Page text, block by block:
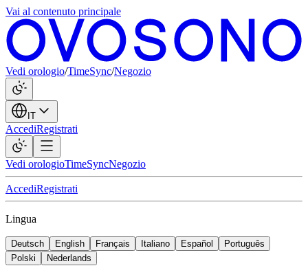
Vai al contenuto principale
Vedi orologio/TimeSync/Negozio
IT
AccediRegistrati
Vedi orologioTimeSyncNegozio
AccediRegistrati
Lingua
Deutsch English Français Italiano Español
Português
Polski
Nederlands